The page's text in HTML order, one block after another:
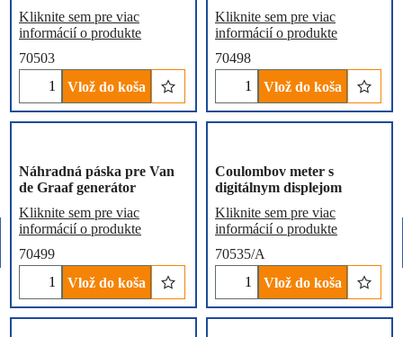
Kliknite sem pre viac
informácií o produkte
70503
Vlož do koša
Kliknite sem pre viac
informácií o produkte
70498
Vlož do koša
Náhradná páska pre Van
de Graaf generátor
Kliknite sem pre viac
informácií o produkte
70499
Vlož do koša
Coulombov meter s
digitálnym displejom
Kliknite sem pre viac
informácií o produkte
70535/A
Vlož do koša